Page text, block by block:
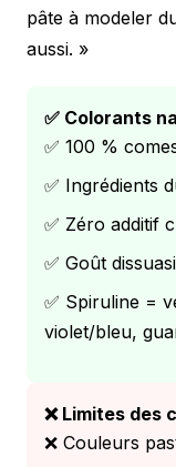
pâte à modeler
aussi. »
✅ Colorants
✅ 100 %
✅ Ingrédients
✅ Zéro additif
✅ Goût
✅ Spiruline =
violet/bleu,
❌ Limites des
❌ Couleurs